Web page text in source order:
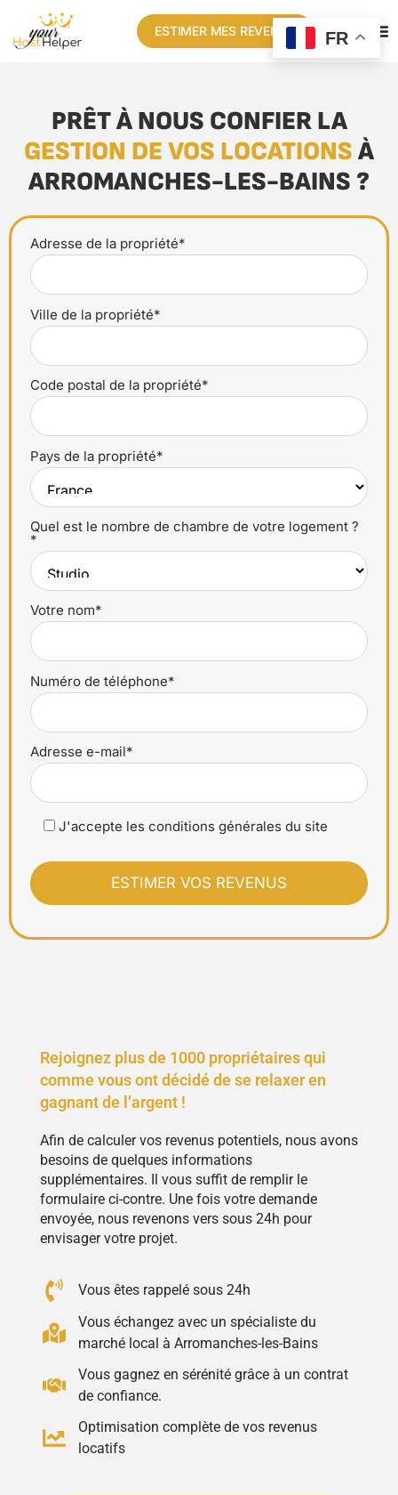
ESTIMER MES REVENUS
Rejoignez plus de 1000 propriétaires qui
comme vous ont décidé de se relaxer en
gagnant de l’argent !
Afin de calculer vos revenus potentiels, nous avons
besoins de quelques informations
supplémentaires. Il vous suffit de remplir le
formulaire ci-contre. Une fois votre demande
envoyée, nous revenons vers sous 24h pour
envisager votre projet.
Vous êtes rappelé sous 24h
Vous échangez avec un spécialiste du
marché local à Arromanches-les-Bains
Vous gagnez en sérénité grâce à un contrat
de confiance.
Optimisation complète de vos revenus
locatifs
PRÊT À NOUS CONFIER LA
GESTION DE VOS LOCATIONS À
ARROMANCHES-LES-BAINS ?
Adresse de la propriété*
Ville de la propriété*
Code postal de la propriété*
Pays de la propriété*
Quel est le nombre de chambre de votre logement ?
*
Votre nom*
Numéro de téléphone*
Adresse e-mail*
J'accepte les conditions générales du site
FR